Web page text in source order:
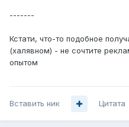
-------
Кстати, что-то подобное
(халявном) - не сочтите
опытом
Вставить ник Цитата